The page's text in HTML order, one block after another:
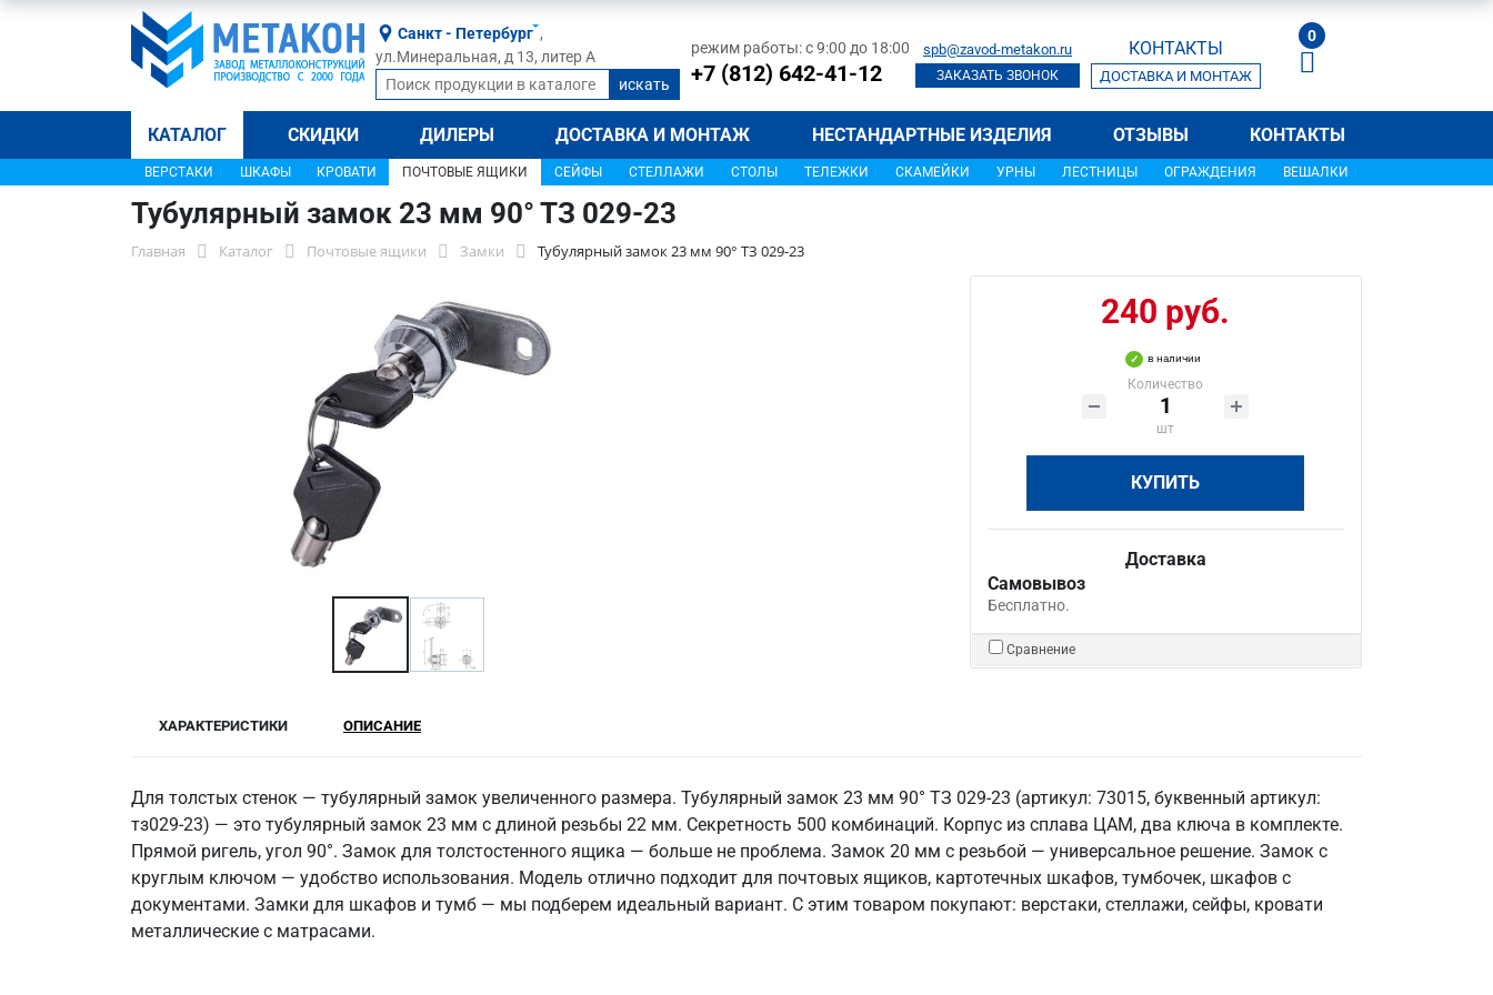
Санкт - Петербург ,
ул.Минеральная, д 13, литер А
режим работы: с 9:00 до 18:00
+7 (812) 642-41-12
spb@zavod-metakon.ru
ЗАКАЗАТЬ ЗВОНОК
КОНТАКТЫ
ДОСТАВКА И МОНТАЖ
0
КАТАЛОГ СКИДКИ ДИЛЕРЫ ДОСТАВКА И МОНТАЖ НЕСТАНДАРТНЫЕ ИЗДЕЛИЯ ОТЗЫВЫ КОНТАКТЫ
ВЕРСТАКИ ШКАФЫ КРОВАТИ ПОЧТОВЫЕ ЯЩИКИ СЕЙФЫ СТЕЛЛАЖИ СТОЛЫ ТЕЛЕЖКИ СКАМЕЙКИ УРНЫ ЛЕСТНИЦЫ ОГРАЖДЕНИЯ ВЕШАЛКИ
Тубулярный замок 23 мм 90° ТЗ 029-23
Главная Каталог Почтовые ящики Замки Тубулярный замок 23 мм 90° ТЗ 029-23
240 руб.
в наличии
Количество
шт
КУПИТЬ
Доставка
Самовывоз
Бесплатно.
Сравнение
ХАРАКТЕРИСТИКИ ОПИСАНИЕ
Для толстых стенок — тубулярный замок увеличенного размера. Тубулярный замок 23 мм 90° ТЗ 029-23 (артикул: 73015, буквенный артикул:
тз029-23) — это тубулярный замок 23 мм с длиной резьбы 22 мм. Секретность 500 комбинаций. Корпус из сплава ЦАМ, два ключа в комплекте.
Прямой ригель, угол 90°. Замок для толстостенного ящика — больше не проблема. Замок 20 мм с резьбой — универсальное решение. Замок с
круглым ключом — удобство использования. Модель отлично подходит для почтовых ящиков, картотечных шкафов, тумбочек, шкафов с
документами. Замки для шкафов и тумб — мы подберем идеальный вариант. С этим товаром покупают: верстаки, стеллажи, сейфы, кровати
металлические с матрасами.